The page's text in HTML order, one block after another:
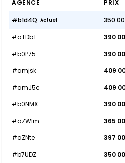
AGENCE PRIX
#b1d4Q Actuel 350
#aTDbT 390
#b0P75
390
#amjsk
409
#amJ5c
409
#b0NMX
390
#aZWlm
365
#aZNte
397
#b7UDZ
350